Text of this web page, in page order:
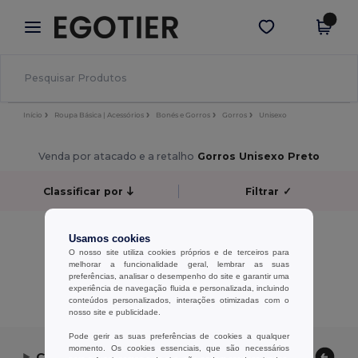
× App Egotier
Melhores preços na app!
Obter app
Início Roupa Básica | Acessórios Bonés e Gorros Gorros Unisexo
Venda por atacado e a retalho Gorros Unisexo Preto
Classificar por Filtrar ✓
Sem resultados.
Sem resultados.
Exibindo Todos Os Produtos.
Usamos cookies
O nosso site utiliza cookies próprios e de terceiros para
melhorar a funcionalidade geral, lembrar as suas
preferências, analisar o desempenho do site e garantir uma
experiência de navegação fluida e personalizada, incluindo
conteúdos personalizados, interações otimizadas com o
nosso site e publicidade.
Pode gerir as suas preferências de cookies a qualquer
momento. Os cookies essenciais, que são necessários